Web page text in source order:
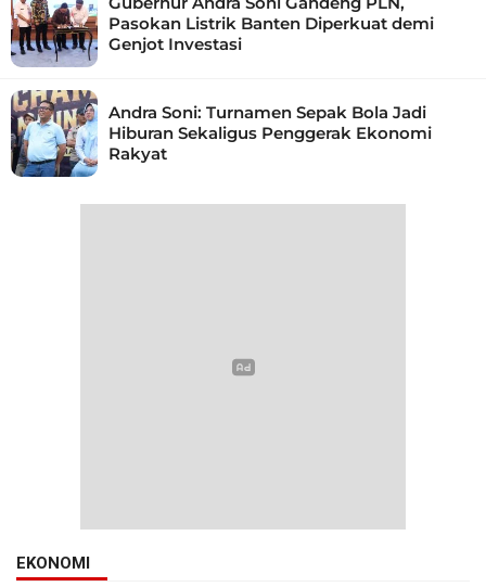
Pasokan Listrik Banten Diperkuat demi
Genjot Investasi
Andra Soni: Turnamen Sepak Bola Jadi
Hiburan Sekaligus Penggerak Ekonomi
Rakyat
EKONOMI